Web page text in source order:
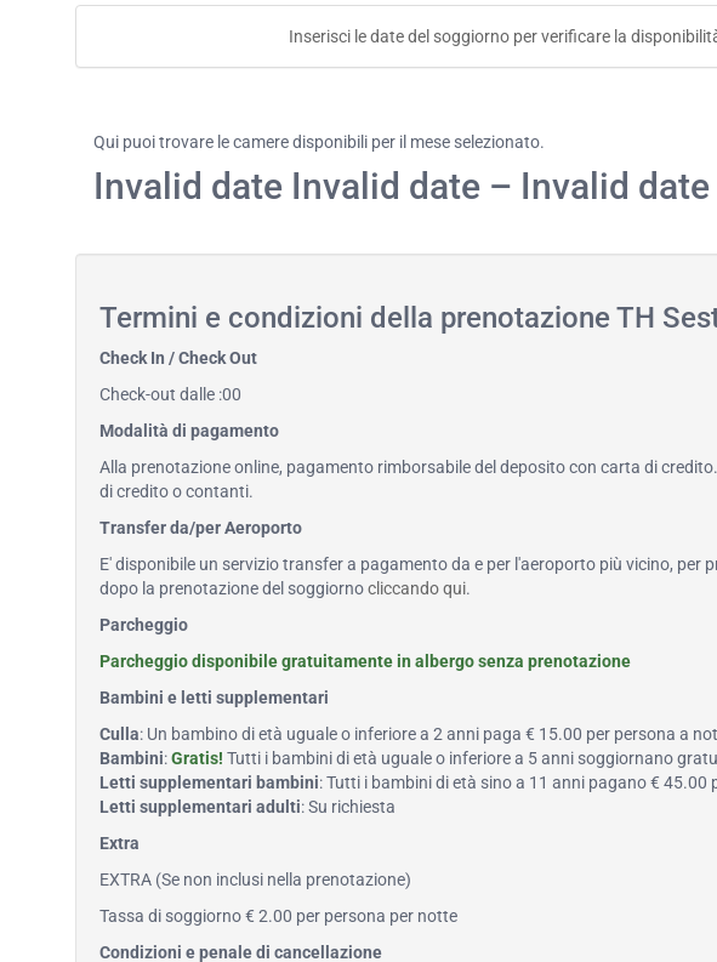
Inserisci le date del soggiorno per verificare la
Qui puoi trovare le camere disponibili per il mese selezionato.
Invalid date Invalid date – Invalid
Termini e condizioni della prenotazione TH
Check In / Check Out
Check-out dalle :00
Modalità di pagamento
Alla prenotazione online, pagamento rimborsabile del deposito con carta di
di credito o contanti.
Transfer da/per Aeroporto
E' disponibile un servizio transfer a pagamento da e per l'aeroporto più vicino, per
dopo la prenotazione del soggiornocliccando qui.
Parcheggio
Parcheggio disponibile gratuitamente in albergo senza prenotazione
Bambini e letti supplementari
Culla: Un bambino di età uguale o inferiore a 2 anni paga € 15.00 per persona a
Bambini:Gratis! Tutti i bambini di età uguale o inferiore a 5 anni soggiornano
Letti supplementari bambini: Tutti i bambini di età sino a 11 anni pagano €
Letti supplementari adulti: Su richiesta
Extra
EXTRA (Se non inclusi nella prenotazione)
Tassa di soggiorno € 2.00 per persona per notte
Condizioni e penale di cancellazione